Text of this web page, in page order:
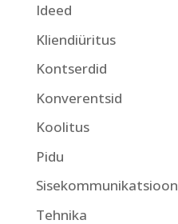
Ideed
Kliendiüritus
Kontserdid
Konverentsid
Koolitus
Pidu
Sisekommunikatsioon
Tehnika